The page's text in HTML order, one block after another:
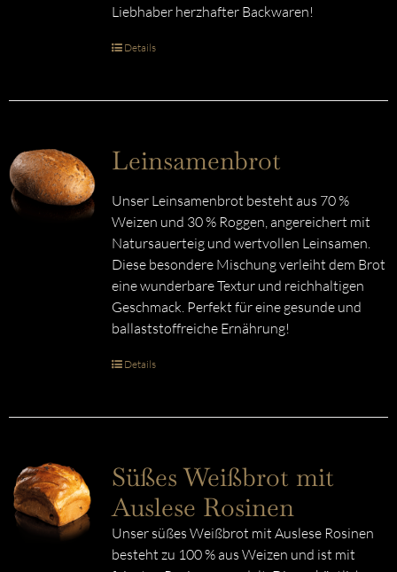
Liebhaber herzhafter Backwaren!
Details
Leinsamenbrot
Unser Leinsamenbrot besteht aus 70 %
Weizen und 30 % Roggen, angereichert mit
Natursauerteig und wertvollen Leinsamen.
Diese besondere Mischung verleiht dem Brot
eine wunderbare Textur und reichhaltigen
Geschmack. Perfekt für eine gesunde und
ballaststoffreiche Ernährung!
Details
Süßes Weißbrot mit
Auslese Rosinen
Unser süßes Weißbrot mit Auslese Rosinen
besteht zu 100 % aus Weizen und ist mit